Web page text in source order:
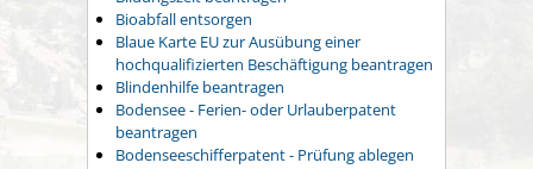
Bioabfall entsorgen
Blaue Karte EU zur Ausübung einer
hochqualifizierten Beschäftigung beantragen
Blindenhilfe beantragen
Bodensee - Ferien- oder Urlauberpatent
beantragen
Bodenseeschifferpatent - Prüfung ablegen